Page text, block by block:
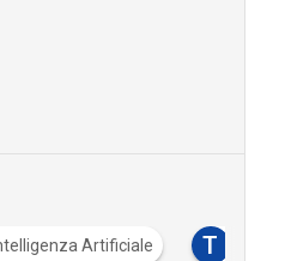
T tracciabilità